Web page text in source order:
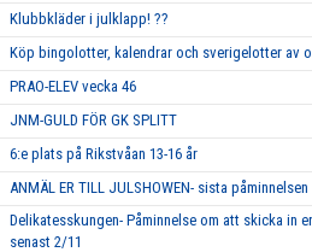
Klubbkläder i julklapp! ??
Köp bingolotter, kalendrar och sverigelotter av
PRAO-ELEV vecka 46
JNM-GULD FÖR GK SPLITT
6:e plats på Rikstvåan 13-16 år
ANMÄL ER TILL JULSHOWEN- sista påminnelsen
Delikatesskungen- Påminnelse om att skicka in
senast 2/11